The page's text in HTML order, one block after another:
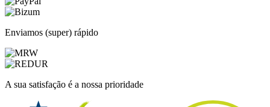
Enviamos (super) rápido
A sua satisfação é a nossa prioridade